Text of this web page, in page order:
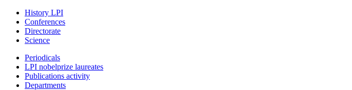
History LPI
Conferences
Directorate
Science
Periodicals
LPI nobelprize laureates
Publications activity
Departments